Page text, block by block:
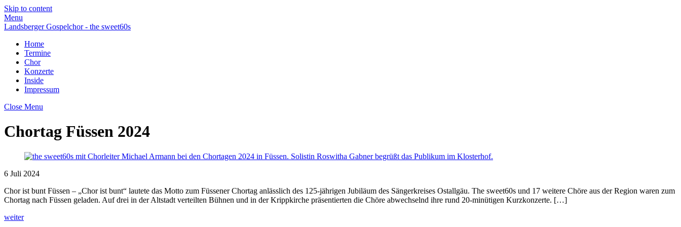
Skip to content
Menu
Landsberger Gospelchor - the sweet60s
Home
Termine
Chor
Konzerte
Inside
Impressum
Close Menu
Chortag Füssen 2024
6 Juli 2024
Chor ist bunt Füssen – „Chor ist bunt“ lautete das Motto zum Füssener Chortag anlässlich des 125-jährigen Jubiläum des Sängerkreises Ostallgäu. The sweet60s und 17 weitere Chöre aus der Region waren zum
Chortag nach Füssen geladen. Auf drei in der Altstadt verteilten Bühnen und in der Krippkirche präsentierten die Chöre abwechselnd ihre rund 20-minütigen Kurzkonzerte. […]
weiter